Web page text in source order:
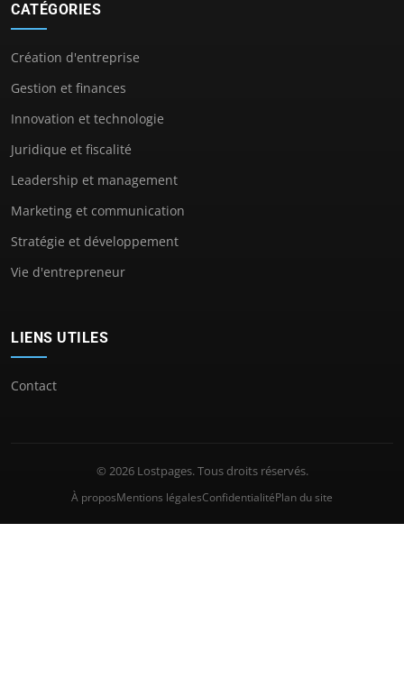
CATÉGORIES
Création d'entreprise
Gestion et finances
Innovation et technologie
Juridique et fiscalité
Leadership et management
Marketing et communication
Stratégie et développement
Vie d'entrepreneur
LIENS UTILES
Contact
© 2026 Lostpages. Tous droits réservés.
À proposMentions légalesConfidentialitéPlan du site